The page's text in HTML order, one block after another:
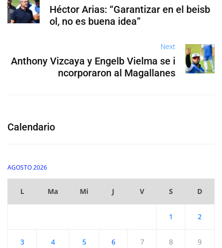
Héctor Arias: “Garantizar en el beisb
ol, no es buena idea”
Next
Anthony Vizcaya y Engelb Vielma se i
ncorporaron al Magallanes
Calendario
AGOSTO 2026
L Ma Mi J V S D
1 2
3 4 5 6 7 8 9